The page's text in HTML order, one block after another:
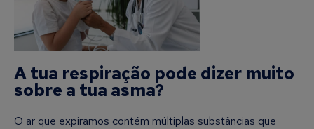
A tua respiração pode dizer muito
sobre a tua asma?
O ar que expiramos contém múltiplas substâncias que